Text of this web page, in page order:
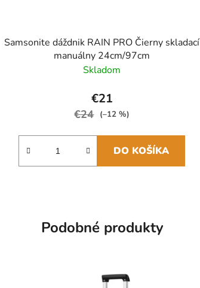
Samsonite dáždnik RAIN PRO Čierny skladací
manuálny 24cm/97cm
Skladom
€21
€24 (–12 %)
DO KOŠÍKA
Podobné produkty